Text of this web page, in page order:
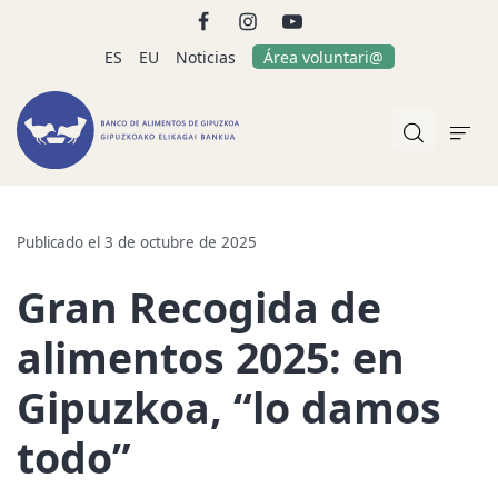
ES EU Noticias Área voluntari@
Publicado el 3 de octubre de 2025
Gran Recogida de
alimentos 2025: en
Gipuzkoa, “lo damos
todo”